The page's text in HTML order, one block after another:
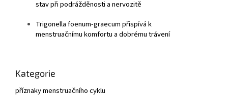
stav při podrážděnosti a nervozitě
Trigonella foenum-graecumpřispívá k
menstruačnímu komfortu a dobrému trávení
Kategorie
příznaky menstruačního cyklu